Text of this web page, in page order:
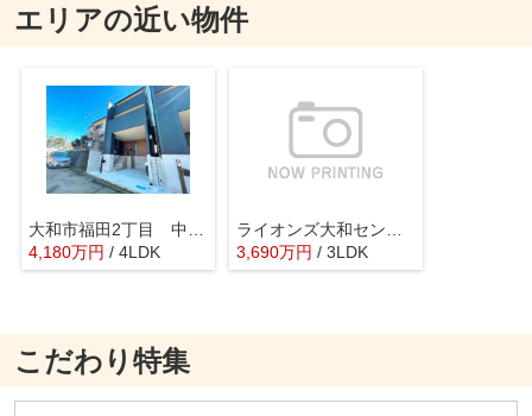
エリアの近い物件
4,180万円 / 4LDK
3,690万円 / 3LDK
こだわり特集